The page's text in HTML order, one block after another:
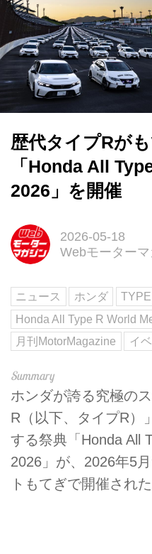
歴代タイプRが
「Honda All
2026」を開催
2026-05-18
Webモーター
ニュース ホンダ
Honda All Type R World
月刊MotorMagazine
イ
ホンダが誇る究極の
R（以下、タイプR）
する祭典「Honda All
2026」が、2026年5
トもてぎで開催された